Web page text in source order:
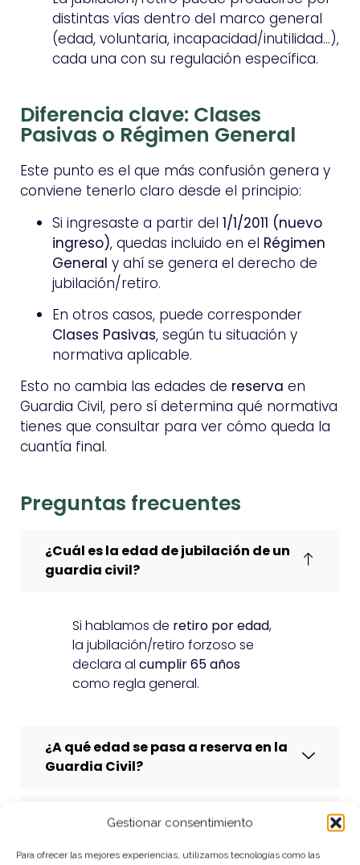
Gestionar consentimiento
Para ofrecer las mejores experiencias, utilizamos tecnologías como las
distintas vías dentro del marco general
(edad, voluntaria, incapacidad/inutilidad…),
cada una con su regulación específica.
Diferencia clave: Clases
Pasivas o Régimen General
Este punto es el que más confusión genera y
conviene tenerlo claro desde el principio:
Si ingresaste a partir del 1/1/2011 (nuevo
ingreso), quedas incluido en el Régimen
General y ahí se genera el derecho de
jubilación/retiro.
En otros casos, puede corresponder
Clases Pasivas, según tu situación y
normativa aplicable.
Esto no cambia las edades de reserva en
Guardia Civil, pero sí determina qué normativa
tienes que consultar para ver cómo queda la
cuantía final.
Preguntas frecuentes
¿Cuál es la edad de jubilación de un
guardia civil?
Si hablamos de retiro por edad,
la jubilación/retiro forzoso se
declara al cumplir 65 años
como regla general.
¿A qué edad se pasa a reserva en la
Guardia Civil?
¿Puedo seguir en activo después de la